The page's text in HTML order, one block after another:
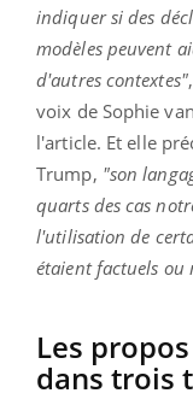
indiquer si des
modèles peuvent
d'autres contextes"
voix de Sophie
l'article. Et elle
Trump, "son
quarts des cas
l'utilisation de
étaient factuels ou
Les
dans trois